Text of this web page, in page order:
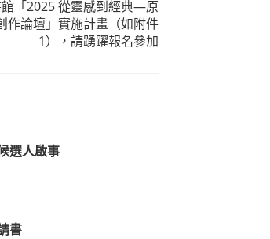
「2025 從靈感到經典—原
作論壇」實施計畫（如附件
1），請踴躍報名參加
選人啟事
書